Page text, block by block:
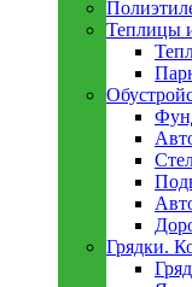
Теплицы
Грядки.